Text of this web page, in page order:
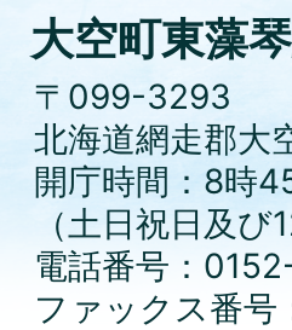
大空町東藻
〒099-3293
北海道網走郡大
開庁時間：8時
（土日祝日及
電話番号：
ファックス番